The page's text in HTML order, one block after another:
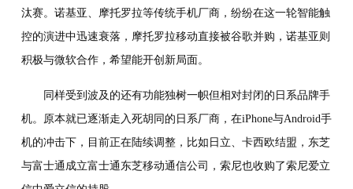
汰赛。诺基亚、摩托罗拉等传统手机厂商，纷纷在这一轮智能触
控的演进中迅速衰落，摩托罗拉移动直接被谷歌并购，诺基亚则
积极与微软合作，希望能开创新局面。
同样受到波及的还有功能独树一帜但相对封闭的日系品牌手
机。原本就已逐渐走入死胡同的日系厂商，在iPhone与Android手
机的冲击下，目前正在陆续调整，比如日立、卡西欧结盟，东芝
与富士通成立富士通东芝移动通信公司，索尼也收购了索尼爱立